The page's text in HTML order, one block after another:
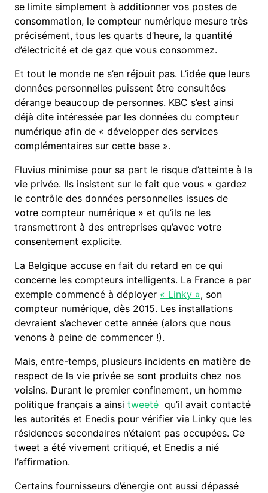
se limite simplement à additionner vos postes de
consommation, le compteur numérique mesure très
précisément, tous les quarts d’heure, la quantité
d’électricité et de gaz que vous consommez.
Et tout le monde ne s’en réjouit pas. L’idée que leurs
données personnelles puissent être consultées
dérange beaucoup de personnes. KBC s’est ainsi
déjà dite intéressée par les données du compteur
numérique afin de « développer des services
complémentaires sur cette base ».
Fluvius minimise pour sa part le risque d’atteinte à la
vie privée. Ils insistent sur le fait que vous « gardez
le contrôle des données personnelles issues de
votre compteur numérique » et qu’ils ne les
transmettront à des entreprises qu’avec votre
consentement explicite.
La Belgique accuse en fait du retard en ce qui
concerne les compteurs intelligents. La France a par
exemple commencé à déployer « Linky », son
compteur numérique, dès 2015. Les installations
devraient s’achever cette année (alors que nous
venons à peine de commencer !).
Mais, entre-temps, plusieurs incidents en matière de
respect de la vie privée se sont produits chez nos
voisins. Durant le premier confinement, un homme
politique français a ainsitweeté qu’il avait contacté
les autorités et Enedis pour vérifier via Linky que les
résidences secondaires n’étaient pas occupées. Ce
tweet a été vivement critiqué, et Enedis a nié
l’affirmation.
Certains fournisseurs d’énergie ont aussi dépassé